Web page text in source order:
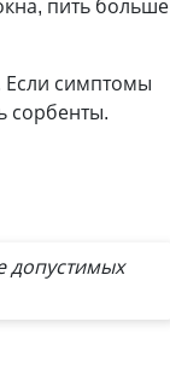
пить больше
Если симптомы
сорбенты.
допустимых